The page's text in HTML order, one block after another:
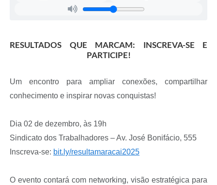
RESULTADOS QUE MARCAM: INSCREVA-SE E
PARTICIPE!
Um encontro para ampliar conexões, compartilhar
conhecimento e inspirar novas conquistas!
Dia 02 de dezembro, às 19h
Sindicato dos Trabalhadores – Av. José Bonifácio, 555
Inscreva-se: bit.ly/resultamaracai2025
O evento contará com networking, visão estratégica para